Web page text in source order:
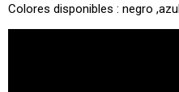
Colores disponibles : negro